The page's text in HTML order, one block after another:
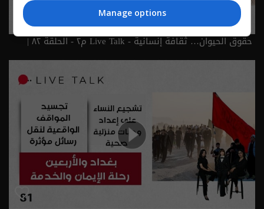
حقوق الحيوان… ثقافة إنسانية - Live Talk م٢ - الحلقة ٨٢ |
Manage options